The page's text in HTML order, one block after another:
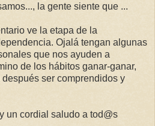
la gente siente que ...
ve la etapa de la
Ojalá tengan algunas
que nos ayuden a
de los hábitos ganar-ganar,
ser comprendidos y
un cordial saludo a tod@s